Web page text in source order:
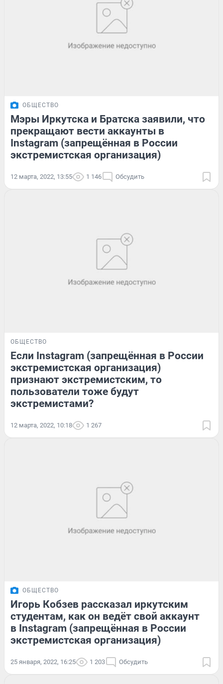
ОБЩЕСТВО
Мэры Иркутска и Братска заявили, что
прекращают вести аккаунты в
Instagram (запрещённая в России
экстремистская организация)
12 марта, 2022, 13:55 1 146 Обсудить
ОБЩЕСТВО
Если Instagram (запрещённая в России
экстремистская организация)
признают экстремистским, то
пользователи тоже будут
экстремистами?
12 марта, 2022, 10:18 1 267
ОБЩЕСТВО
Игорь Кобзев рассказал иркутским
студентам, как он ведёт свой аккаунт
в Instagram (запрещённая в России
экстремистская организация)
25 января, 2022, 16:25 1 203 Обсудить